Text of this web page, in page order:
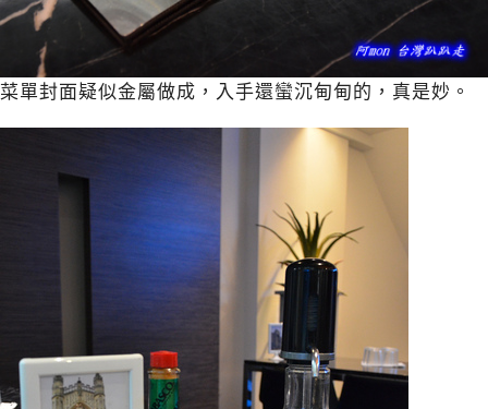
菜單封面疑似金屬做成，入手還蠻沉甸甸的，真是妙。